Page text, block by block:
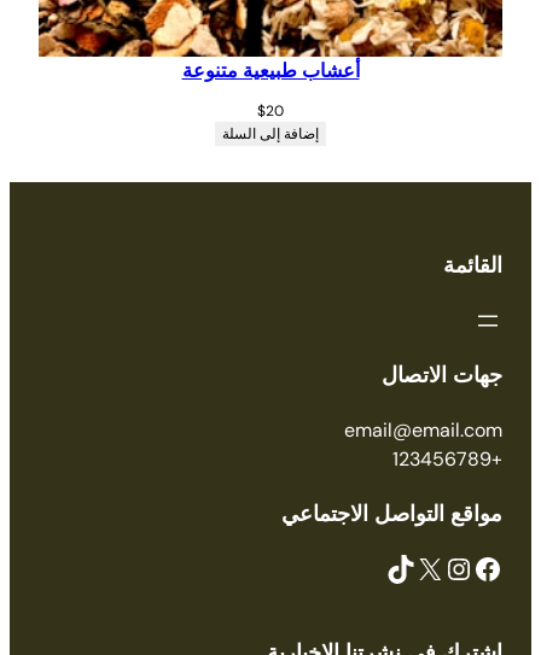
أعشاب طبيعية متنوعة
$20
إضافة إلى السلة
القائمة
جهات الاتصال
email@email.com
+123456789
مواقع التواصل الاجتماعي
Facebook
Instagram
X
TikTok